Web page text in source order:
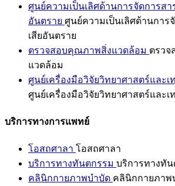
ศูนย์ความเป็นเลิศด้านการจัดการสา
อันตราย ศูนย์ความเป็นเลิศด้านการ
เสียอันตราย
ตรวจสอบคุณภาพสิ่งแวดล้อม ตรว
แวดล้อม
ศูนย์เครื่องมือวิจัยวิทยาศาสตร์และเ
ศูนย์เครื่องมือวิจัยวิทยาศาสตร์และเ
บริการทางการแพทย์
โอสถศาลา โอสถศาลา
บริการทางทันตกรรม บริการทางทัน
คลินิกกายภาพบำบัด คลินิกกายภาพ